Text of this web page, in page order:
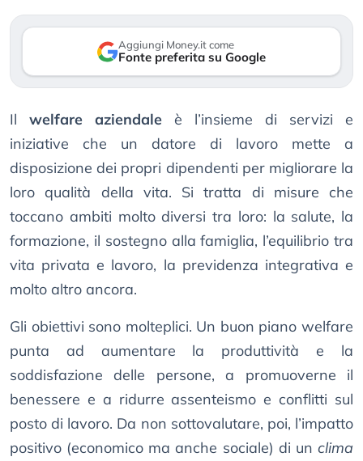
Aggiungi Money.it come
Fonte preferita su Google
Il welfare aziendale è l’insieme di servizi e
iniziative che un datore di lavoro mette a
disposizione dei propri dipendenti per migliorare la
loro qualità della vita. Si tratta di misure che
toccano ambiti molto diversi tra loro: la salute, la
formazione, il sostegno alla famiglia, l’equilibrio tra
vita privata e lavoro, la previdenza integrativa e
molto altro ancora.
Gli obiettivi sono molteplici. Un buon piano welfare
punta ad aumentare la produttività e la
soddisfazione delle persone, a promuoverne il
benessere e a ridurre assenteismo e conflitti sul
posto di lavoro. Da non sottovalutare, poi, l’impatto
positivo (economico ma anche sociale) di un clima